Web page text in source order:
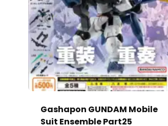
Gashapon GUNDAM Mobile
Suit Ensemble Part25